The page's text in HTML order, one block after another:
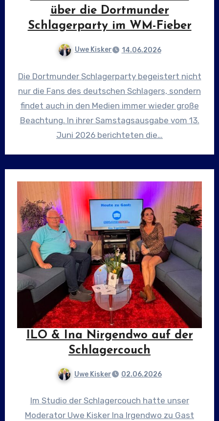
über die Dortmunder
Schlagerparty im WM-Fieber
Uwe Kisker 14.06.2026
Die Dortmunder Schlagerparty begeistert nicht
nur die Fans des deutschen Schlagers, sondern
findet auch in den Medien immer wieder große
Beachtung. In ihrer Samstagsausgabe vom 13.
Juni 2026 berichteten die…
ILO & Ina Nirgendwo auf der
Schlagercouch
Uwe Kisker 02.06.2026
Im Studio der Schlagercouch hatte unser
Moderator Uwe Kisker Ina Irgendwo zu Gast